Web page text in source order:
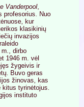
Vanderpool,
profesorius. Nuo
kur
klasikinių
invazijos
dirbo
1946 m. vėl
žygeivis ir
Buvo geras
žinovas, kas
kitus tyrinėtojus.
instituto